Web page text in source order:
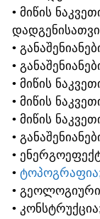
• ᲛᲘᲬᲘᲡ
•
•
• ᲛᲘᲬᲘᲡ
• ᲛᲘᲬᲘᲡ
• ᲛᲘᲬᲘᲡ
•
•
•
• ᲒᲔᲝᲚᲝᲒᲘᲣᲠᲘ
•